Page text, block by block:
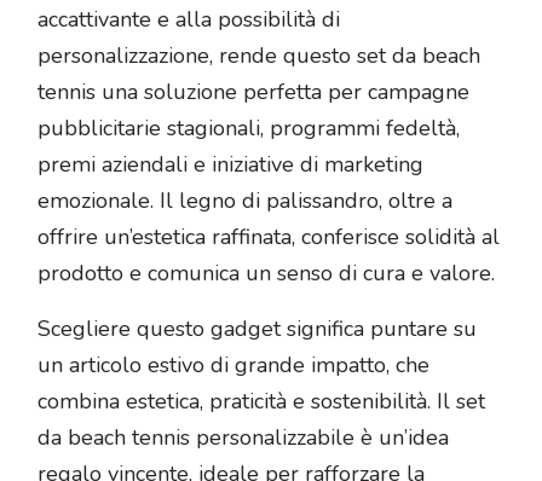
accattivante e alla possibilità di
personalizzazione, rende questo set da beach
tennis una soluzione perfetta per campagne
pubblicitarie stagionali, programmi fedeltà,
premi aziendali e iniziative di marketing
emozionale. Il legno di palissandro, oltre a
offrire un’estetica raffinata, conferisce solidità al
prodotto e comunica un senso di cura e valore.
Scegliere questo gadget significa puntare su
un articolo estivo di grande impatto, che
combina estetica, praticità e sostenibilità. Il set
da beach tennis personalizzabile è un’idea
regalo vincente, ideale per rafforzare la